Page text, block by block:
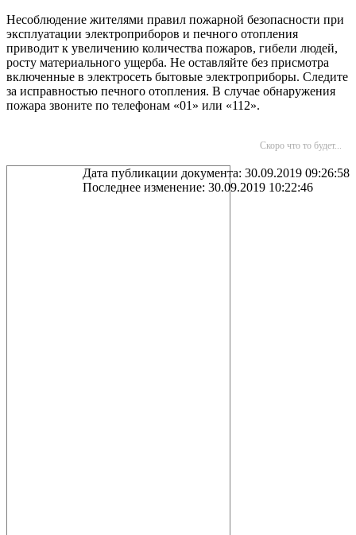
Несоблюдение жителями правил пожарной безопасности при
эксплуатации электроприборов и печного отопления
приводит к увеличению количества пожаров, гибели людей,
росту материального ущерба. Не оставляйте без присмотра
включенные в электросеть бытовые электроприборы. Следите
за исправностью печного отопления. В случае обнаружения
пожара звоните по телефонам «01» или «112».
Скоро что то будет...
Дата публикации документа: 30.09.2019 09:26:58
Последнее изменение: 30.09.2019 10:22:46